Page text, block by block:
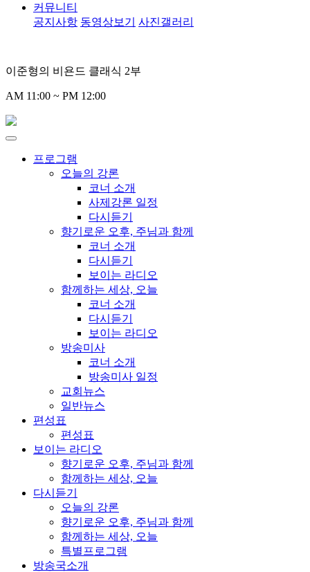
커뮤니티
공지사항 동영상보기 사진갤러리
이준형의 비욘드 클래식 2부
AM 11:00 ~ PM 12:00
프로그램
오늘의 강론
코너 소개
사제강론 일정
다시듣기
향기로운 오후, 주님과 함께
코너 소개
다시듣기
보이는 라디오
함께하는 세상, 오늘
코너 소개
다시듣기
보이는 라디오
방송미사
코너 소개
방송미사 일정
교회뉴스
일반뉴스
편성표
편성표
보이는 라디오
향기로운 오후, 주님과 함께
함께하는 세상, 오늘
다시듣기
오늘의 강론
향기로운 오후, 주님과 함께
함께하는 세상, 오늘
특별프로그램
방송국소개